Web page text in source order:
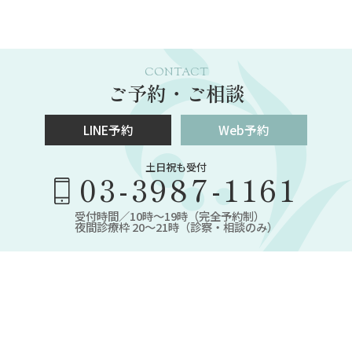
CONTACT
ご予約・ご相談
LINE予約 Web予約
土日祝も受付
03-3987-1161
受付時間／10時～19時（完全予約制）
夜間診療枠 20～21時（診察・相談のみ）